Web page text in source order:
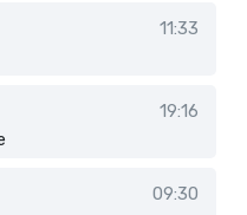
11:33
19:16
09:30